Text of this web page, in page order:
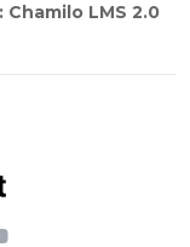
Chamilo LMS 2.0